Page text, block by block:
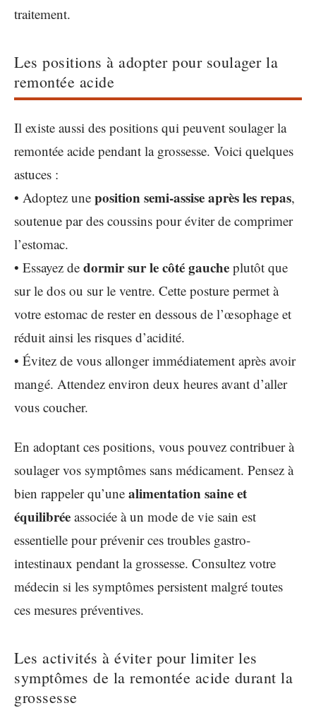
traitement.
Les positions à adopter pour soulager la
remontée acide
Il existe aussi des positions qui peuvent soulager la
remontée acide pendant la grossesse. Voici quelques
astuces :
• Adoptez une position semi-assise après les repas,
soutenue par des coussins pour éviter de comprimer
l’estomac.
• Essayez de dormir sur le côté gauche plutôt que
sur le dos ou sur le ventre. Cette posture permet à
votre estomac de rester en dessous de l’œsophage et
réduit ainsi les risques d’acidité.
• Évitez de vous allonger immédiatement après avoir
mangé. Attendez environ deux heures avant d’aller
vous coucher.
En adoptant ces positions, vous pouvez contribuer à
soulager vos symptômes sans médicament. Pensez à
bien rappeler qu’une alimentation saine et
équilibrée associée à un mode de vie sain est
essentielle pour prévenir ces troubles gastro-
intestinaux pendant la grossesse. Consultez votre
médecin si les symptômes persistent malgré toutes
ces mesures préventives.
Les activités à éviter pour limiter les
symptômes de la remontée acide durant la
grossesse